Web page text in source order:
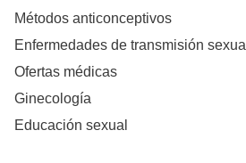
Métodos anticonceptivos
Enfermedades de transmisión sexual
Ofertas médicas
Ginecología
Educación sexual